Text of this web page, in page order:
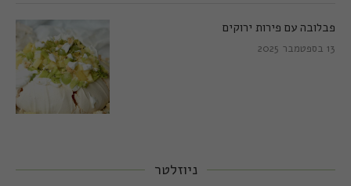
פבלובה עם פירות ירוקים
13 בספטמבר 2025
ניוזלטר